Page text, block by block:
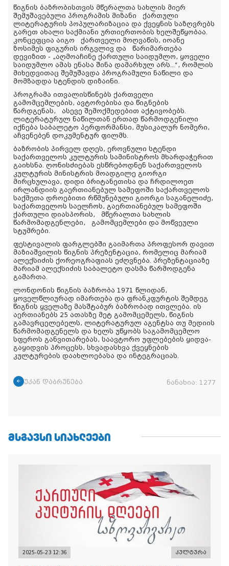
წიგნის ბაზრობისთვის მწერალთა სახლის მიერ
შემუშავებული პროგრამის მიზანი ქართული
ლიტერატურის პოპულარიზაცია და ქვეყნის საზღვრებს
გარეთ ახალი საქმიანი ურთიერთობის ხელშეწყობაა.
კონცეფცია აიგო ქართველი მოღვაწის, იოანე
ზოსიმეს ფიგურის ირგვლივ და წარიმართება
დევიზით - „აღმოაჩინე ქართული საიდუმლო, ყოველი
საიდუმლო ამას ენასა შინა დამარხულ არს...“, რომლის
მიხედვითაც შემუშავდა პროგრამული ნაწილი და
მომზადდა სტენდის დიზაინი.
პროგრამა ითვალისწინებს ქართველი
გამომცემლების, ავტორებისა და წიგნების
წარდგენას, ასევე შემოქმედებით აქტივობებს.
ლიტერატურულ ნაწილთან ერთად წარმოდგენილი
იქნება საბალეტო პერფორმანსი, მუსიკალურ ნომერი,
აჩვენებენ დოკუმენტურ ფილმს.
ბაზრობის პირველ დღეს, ეროვნული სტენდი
საქართველოს კულტურის სამინისტროს მხარდაჭერით
გაიხსნა. ღონისძიებას ესწრებოდნენ საქართველოს
კულტურის მინისტრის მოადგილე გიორგი
მირცხულავა, დიდი ბრიტანეთისა და ჩრდილოეთ
ირლანდიის გაერთიანებულ სამეფოში საქართველოს
საქმეთა დროებითი რწმუნებული გიორგი საგანელიძე,
საქართველოს საელჩოს, გაერთიანებულ სამეფოში
ქართული დიასპორის, მწერალთა სახლის
წარმომადგენლები, გამომცემლები და მოწვეული
სტუმრები.
ფესტივალის ფარგლებში გაიმართა პროფესორ დავით
მაზიაშვილის წიგნის პრეზენტაცია, რომელიც მარიამ
ალექსიძის ქორეოგრაფიას ეძღვნება. პრეზენტაციაზე
მარიამ ალექსიძის საბალეტო დასმა წარმოდგენა
გამართა.
ლონდონის წიგნის ბაზრობა 1971 წლიდან,
ყოველწლიურად იმართება და ფრანკფურტის შემდეგ
წიგნის ყველაზე მასშტაბურ ბაზრობად ითვლება. ის
აერთიანებს 25 ათასზე მეტ გამომცემელს, წიგნის
გამავრცელებელს, ლიტერატურულ აგენტსა თუ მედიის
წარმომადგენელს და ხელს უწყობს საგამომცემლო
სფეროს განვითარებას, საავტორო უფლებების ყიდვა-
გაყიდვის პროცესს, სხვადასხვა ქვეყნების
კულტურების დაახლოებასა და ინტეგრაციას.
უკან დაბრუნება ნანახია: 1277
ᲛᲡᲒᲐᲕᲡᲘ ᲡᲘᲐᲮᲚᲔᲔᲑᲘ
2025-05-23 12:36 კულტურა